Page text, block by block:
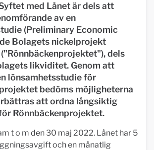
med Lånet är dels att
av en
(Preliminary Economic
Bolagets nickelprojekt
dels
likviditet. Genom att
lönsamhetsstudie för
bedöms möjligheterna
att ordna långsiktig
Rönnbäckenprojektet.
t o m den 30 maj 2022. Lånet har 5
och en månatlig